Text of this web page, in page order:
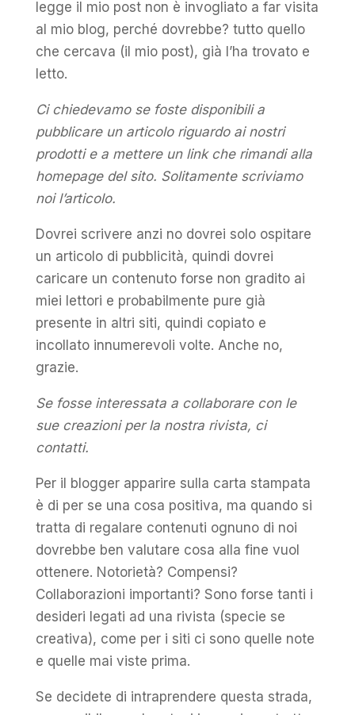
legge il mio post non è invogliato a far visita
al mio blog, perché dovrebbe? tutto quello
che cercava (il mio post), già l’ha trovato e
letto.
Ci chiedevamo se foste disponibili a
pubblicare un articolo riguardo ai nostri
prodotti e a mettere un link che rimandi alla
homepage del sito. Solitamente scriviamo
noi l’articolo.
Dovrei scrivere anzi no dovrei solo ospitare
un articolo di pubblicità, quindi dovrei
caricare un contenuto forse non gradito ai
miei lettori e probabilmente pure già
presente in altri siti, quindi copiato e
incollato innumerevoli volte. Anche no,
grazie.
Se fosse interessata a collaborare con le
sue creazioni per la nostra rivista, ci
contatti.
Per il blogger apparire sulla carta stampata
è di per se una cosa positiva, ma quando si
tratta di regalare contenuti ognuno di noi
dovrebbe ben valutare cosa alla fine vuol
ottenere. Notorietà? Compensi?
Collaborazioni importanti? Sono forse tanti i
desideri legati ad una rivista (specie se
creativa), come per i siti ci sono quelle note
e quelle mai viste prima.
Se decidete di intraprendere questa strada,